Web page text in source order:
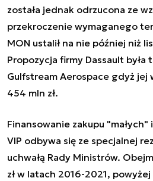
została jednak odrzucona ze
przekroczenie wymaganego
MON ustalił na nie później niż
Propozycja firmy Dassault
Gulfstream Aerospace gdyż jej
454 mln zł.
Finansowanie zakupu
VIP odbywa się ze specjalnej
uchwałą Rady Ministrów.
zł w latach 2016-2021,